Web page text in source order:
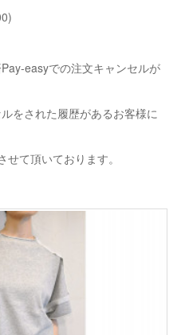
easyでの注文キャンセルが
をされた履歴があるお客様に
て頂いております。